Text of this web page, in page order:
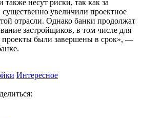
также несут риски, так как за
увеличили проектное
отрасли. Однако банки продолжат
застройщиков, в том числе для
проекты были завершены в срок», —
Интересное